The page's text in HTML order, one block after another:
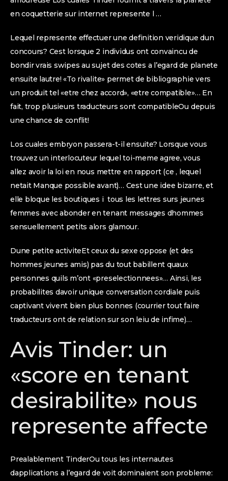
en coquetterie sur internet represente l …
Lequel represente effectuer une definition veridique dun
concours? Cest lorsque 2 individus ont convaincu de
bondir vrais swipes au sujet des cotes a l’egard de planete
ensuite lautre! «To rivalite» permet de bibliographie vers
un produit tel «etre chez accord», «etre compatible»… En
fait, trop plusieurs traducteurs sont compatibleOu depuis
une chance de conflit!
Los cuales embryon passera-t-il ensuite? Lorsque vous
trouvez un interlocuteur lequel toi-meme agree, vous
allez avoir la loi en nous mettre en rapport (ce , lequel
netait Manque possible avant)… Cest une idee bizarre, et
elle bloque les boutiques i tous les lettres surs jeunes
femmes avec abonder en tenant messages dhommes
sensuellement petits alors glamour.
Dune petite activiteEt ceux du sexe oppose (et des
hommes jeunes amis) pas du tout babillent quaux
personnes quils m’ont «preselectionnees»… Ainsi, les
probabilites davoir unique conversation cordiale puis
captivant vivent bien plus bonnes (courrier tout faire
traducteurs ont de relation sur son leiu de infime)…
Avis Tinder: un
«score en tenant
desirabilite» nous
represente affecte
Prealablement TinderOu tous les internautes
dapplications a l’egard de voit dominaient son probleme: